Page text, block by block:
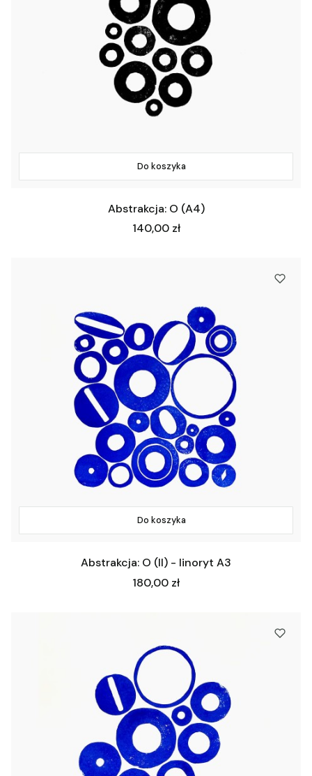
Do koszyka
Abstrakcja: O (A4)
Cena
140,00 zł
Do koszyka
Abstrakcja: O (II) - linoryt A3
Cena
180,00 zł